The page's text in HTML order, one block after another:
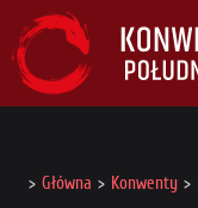
Główna Konwenty